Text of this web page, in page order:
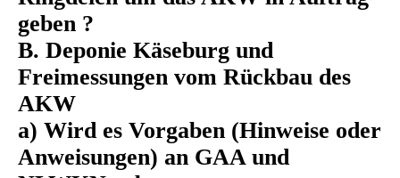
geben ?
B. Deponie Käseburg und
Freimessungen vom Rückbau des
AKW
a) Wird es Vorgaben (Hinweise oder
Anweisungen) an GAA und